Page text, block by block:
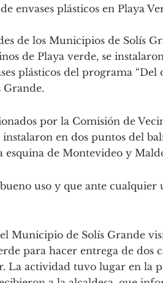
envases plásticos en Playa
de los Municipios de Solís
de Playa verde, se
plásticos del programa “Del
por la Comisión de
en dos puntos del
esquina de Montevideo y
uso y que ante
Municipio de Solís Grande
para hacer entrega de dos
La actividad tuvo lugar en la